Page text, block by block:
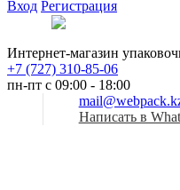
Вход Регистрация
Интернет-магазин
+7 (727) 310-85-06
пн-пт с 09:00 - 18:00
Написать в